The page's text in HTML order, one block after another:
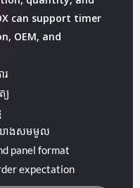
can support timer
OEM, and
រ
យ
យោងសមមូល
panel format
expectation